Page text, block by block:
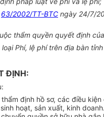
63/2002/TT-BTC ngày 24/7/
thẩm quyền quyết định
Phí, lệ phí trên địa bàn tỉnh
ĐỊNH:
định hồ sơ, các điều
hoạt, sản xuất, kinh